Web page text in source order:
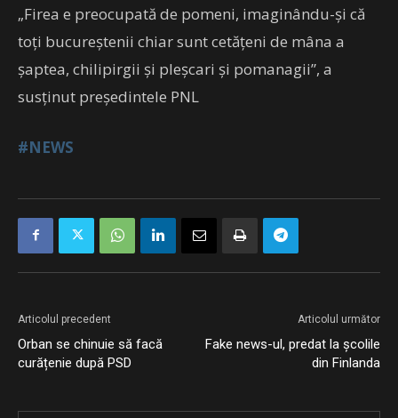
„Firea e preocupată de pomeni, imaginându-şi că
toţi bucureştenii chiar sunt cetăţeni de mâna a
şaptea, chilipirgii şi pleşcari şi pomanagii”, a
susţinut preşedintele PNL
#NEWS
Articolul precedent
Orban se chinuie să facă
curățenie după PSD
Articolul următor
Fake news-ul, predat la școlile
din Finlanda